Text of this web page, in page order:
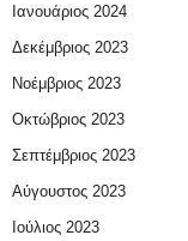
Ιανουάριος 2024
Δεκέμβριος 2023
Νοέμβριος 2023
Οκτώβριος 2023
Σεπτέμβριος 2023
Αύγουστος 2023
Ιούλιος 2023